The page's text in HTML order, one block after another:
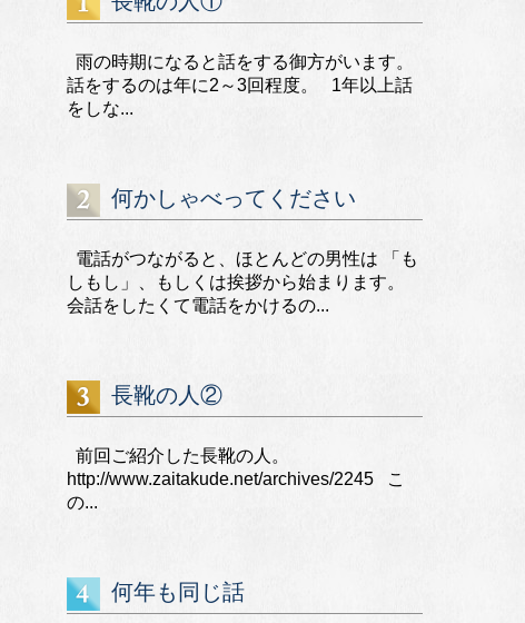
雨の時期になると話をする御方がいます。
話をするのは年に2～3回程度。 1年以上話
をしな...
何かしゃべってください
電話がつながると、ほとんどの男性は 「も
しもし」、もしくは挨拶から始まります。
会話をしたくて電話をかけるの...
長靴の人②
前回ご紹介した長靴の人。
http://www.zaitakude.net/archives/2245 こ
の...
何年も同じ話